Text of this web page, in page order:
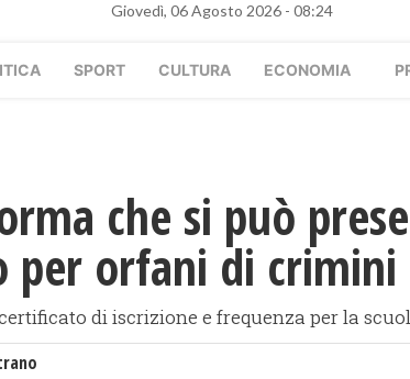
Giovedì, 06 Agosto 2026 - 08:24
SPORT CULTURA ECONOMIA
che si può
per orfani di
di iscrizione e frequenza per la